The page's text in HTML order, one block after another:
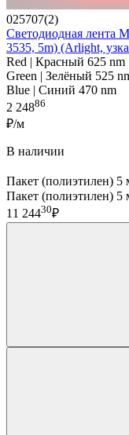
025707(2)
Светодиодная лента
3535, 5m) (Arlight,
Red | Красный 625 nm
Green | Зелёный 525
Blue | Синий 470 nm
2 24886
₽/м
В наличии
Пакет (полиэтилен)
Пакет (полиэтилен) 5
11 24430₽